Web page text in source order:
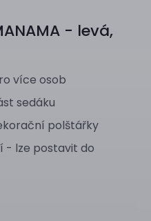
- levá,
více osob
sedáku
polštářky
- lze postavit do